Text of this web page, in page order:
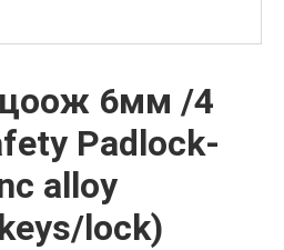
Padlock-
alloy
lock)